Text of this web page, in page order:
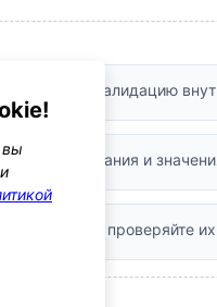
проходят валидацию
названия и
из кэша, проверяйте
вы